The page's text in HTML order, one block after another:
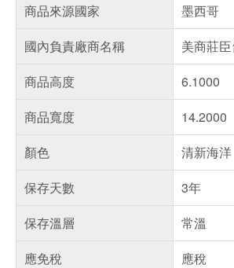
商品來源國家
墨西哥
國內負責廠商名稱
美商莊
商品高度
6.1000
商品寬度
14.2000
顏色
清新海洋
保存天數
3年
保存溫層
常溫
應免稅
應稅